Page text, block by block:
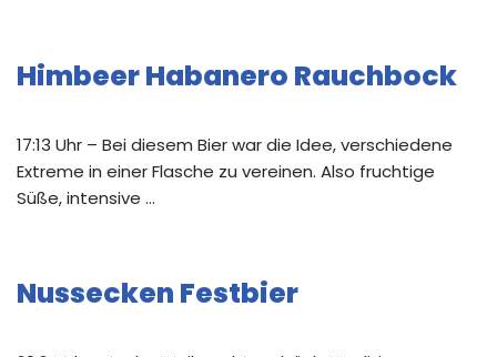
Himbeer Habanero Rauchbock
17:13 Uhr – Bei diesem Bier war die Idee, verschiedene
Extreme in einer Flasche zu vereinen. Also fruchtige
Süße, intensive …
Nussecken Festbier